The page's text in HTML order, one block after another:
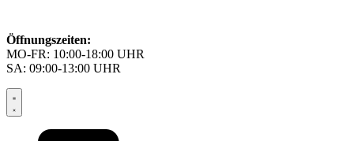
Öffnungszeiten:
MO-FR: 10:00-18:00 UHR
SA: 09:00-13:00 UHR